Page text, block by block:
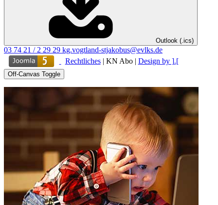
Outlook (.ics)
03 74 21 / 2 29 29 kg.vogtland-stjakobus@evlks.de
Rechtliches| KN Abo| Design by ].[
Off-Canvas Toggle